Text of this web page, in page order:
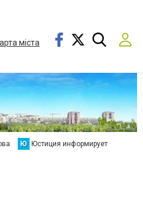
міста
Ю Юстиция информирует